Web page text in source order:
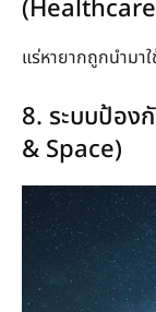
แร่หายากถูกนำมา
8. ระบบป้อง
& Space)